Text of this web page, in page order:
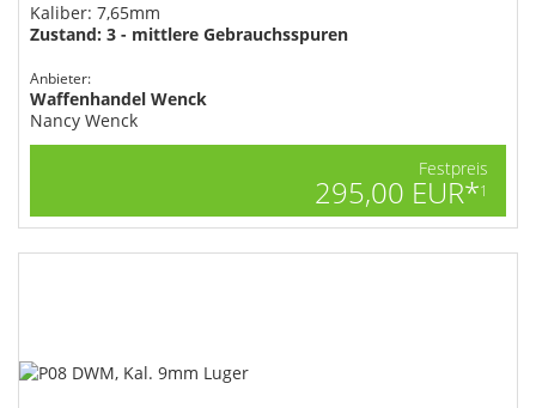
Kaliber: 7,65mm
Zustand: 3 - mittlere Gebrauchsspuren
Anbieter:
Waffenhandel Wenck
Nancy Wenck
Festpreis
295,00 EUR*1